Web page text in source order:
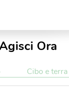
Ora
Cibo e terra